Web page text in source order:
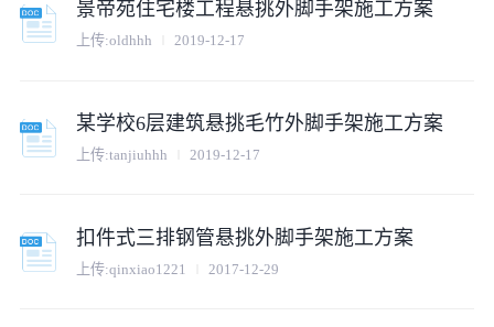
景帝苑住宅楼工程悬挑外脚手架施工方案
上传:oldhhh 2019-12-17
某学校6层建筑悬挑毛竹外脚手架施工方案
上传:tanjiuhhh 2019-12-17
扣件式三排钢管悬挑外脚手架施工方案
上传:qinxiao1221 2017-12-29